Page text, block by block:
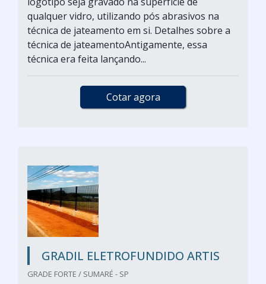
qualquer vidro, utilizando pós abrasivos na
técnica de jateamento em si. Detalhes sobre a
técnica de jateamentoAntigamente, essa
técnica era feita lançando...
Cotar agora
GRADIL ELETROFUNDIDO ARTIS
GRADE FORTE / SUMARÉ - SP